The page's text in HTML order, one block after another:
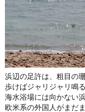
浜辺の足許は、粗目の珊
歩けばジャリジャリ鳴る
海水浴場には向かない
欧米系の外国人がまだ